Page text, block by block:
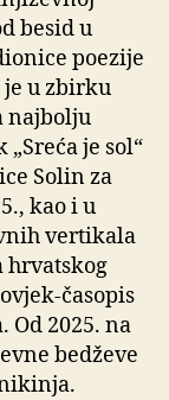
besid u
poezije
je u zbirku
najbolju
je sol“
Solin za
kao i u
vertikala
hrvatskog
časopis
2025. na
bedževe